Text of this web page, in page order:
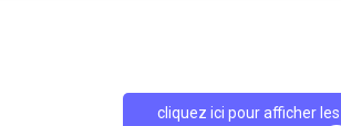
cliquez ici pour afficher les